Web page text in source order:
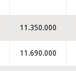
11.350.000
11.690.000